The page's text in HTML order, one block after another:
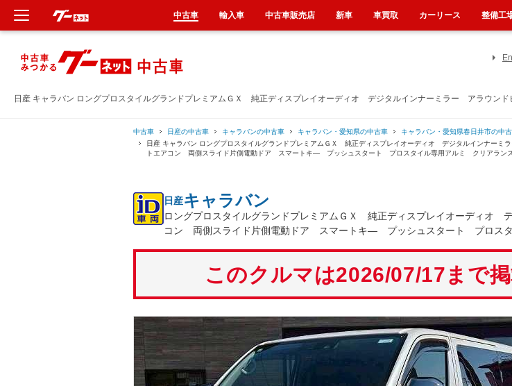
日産 キャラバン ロングプロスタイルグランドプレミアムＧＸ 純正ディスプレイオーディオ デジタルインナーミラー アラウンド
中古車 日産の中古車 キャラバンの中古車 キャラバン・愛知県の中古車
キャラバン・愛知県春日井市の中
日産 キャラバン ロングプロスタイルグランドプレミアムＧＸ 純正ディスプレイオーディオ デジタルインナー
トエアコン 両側スライド片側電動ドア スマートキ― プッシュスタート プロスタイル専用アルミ クリアラン
日産キャラバン
ロングプロスタイルグランドプレミアムＧＸ 純正ディスプレイオーディオ
コン 両側スライド片側電動ドア スマートキ― プッシュスタート プロスタ
このクルマは2026/07/17まで
中古車 輸入車 中古車販売店 新車 車買取 カーリース 整備工
新車
中古車